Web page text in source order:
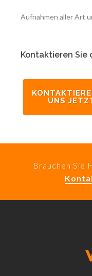
Aufnahmen aller Art
Kontaktieren Sie
UNS
Brauchen Sie